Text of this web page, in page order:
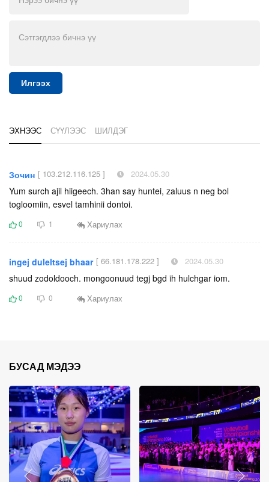
Илгээх
ЭХНЭЭС СҮҮЛЭЭС ШИЛДЭГ
Зочин [ 103.212.116.125 ] 2024.05.30
Yum surch ajil hiigeech. 3han say huntei, zaluus n neg bol
togloomiin, esvel tamhinii dontoi.
0 1 Хариулах
ingej duleltsej bhaar [ 66.181.178.222 ] 2024.05.30
shuud zodoldooch. mongoonuud tegj bgd ih hulchgar iom.
0 0 Хариулах
БУСАД МЭДЭЭ